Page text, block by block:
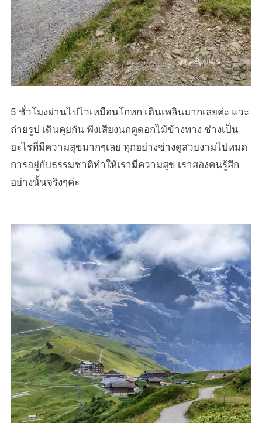
5 ชั่วโมงผ่านไปไวเหมือนโกหก เดินเพลินมากเลยค่ะ แวะ
ถ่ายรูป เดินคุยกัน ฟังเสียงนกดูดอกไม้ข้างทาง ช่างเป็น
อะไรที่มีความสุขมากๆเลย ทุกอย่างช่างดูสวยงามไปหมด
การอยู่กับธรรมชาติทำให้เรามีความสุข เราสองคนรู้สึก
อย่างนั้นจริงๆค่ะ